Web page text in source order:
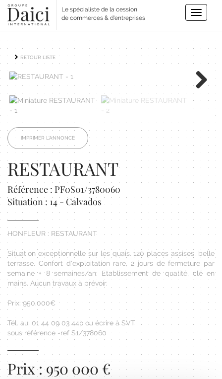
Le spécialiste de la cession
de commerces & d'entreprises
Toggle
RETOUR LISTE
Next
IMPRIMER L'ANNONCE
RESTAURANT
Référence : PF0S01/3780060
Situation : 14 - Calvados
HONFLEUR : RESTAURANT
Situation exceptionnelle sur les quais. 120 places assises, belle
terrasse. Confort d'exploitation rare, 2 jours de fermeture par
semaine + 8 semaines/an. Etablissement de qualité, clé en
mains. Aucun travaux à prévoir.
Prix: 950.000€
Tél. au: 01 44 09 03 44þ ou écrire à SVT
sous référence -ref S1/378060
Prix : 950 000 €